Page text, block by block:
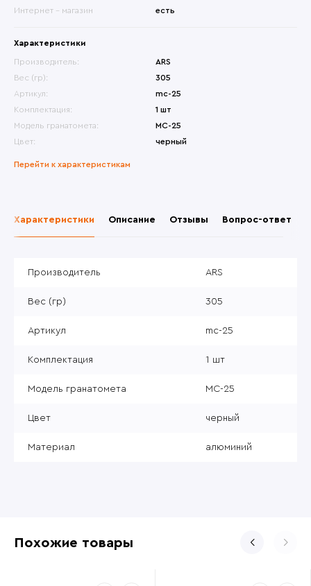
Интернет - магазин есть
Характеристики
Производитель:
ARS
Вес (гр):
305
Артикул:
mc-25
Комплектация:
1 шт
Модель гранатомета:
МС-25
Цвет:
черный
Перейти к характеристикам
Характеристики Описание Отзывы Вопрос-ответ
Производитель ARS
Вес (гр) 305
Артикул mc-25
Комплектация 1 шт
Модель гранатомета МС-25
Цвет черный
Материал алюминий
Похожие товары